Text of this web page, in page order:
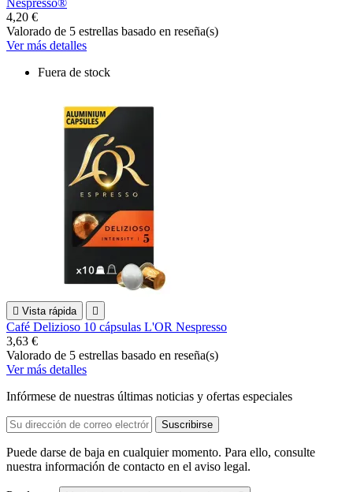
4,20 €
Valorado de 5 estrellas basado en reseña(s)
Ver más detalles
Fuera de stock
 Vista rápida 
Café Delizioso 10 cápsulas L'OR Nespresso
3,63 €
Valorado de 5 estrellas basado en reseña(s)
Ver más detalles
Infórmese de nuestras últimas noticias y ofertas especiales
Puede darse de baja en cualquier momento. Para ello, consulte
nuestra información de contacto en el aviso legal.